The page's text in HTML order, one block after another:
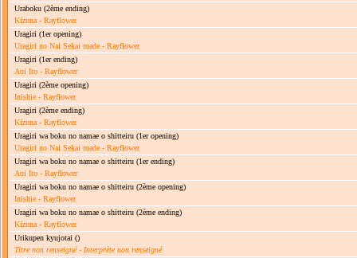
Uraboku (2ème ending)
Kizuna - Rayflower
Uragiri (1er opening)
Uragiri no Nai Sekai made - Rayflower
Uragiri (1er ending)
Aoi Ito - Rayflower
Uragiri (2ème opening)
Inishie - Rayflower
Uragiri (2ème ending)
Kizuna - Rayflower
Uragiri wa boku no namae o shitteiru (1er opening)
Uragiri no Nai Sekai made - Rayflower
Uragiri wa boku no namae o shitteiru (1er ending)
Aoi Ito - Rayflower
Uragiri wa boku no namae o shitteiru (2ème opening)
Inishie - Rayflower
Uragiri wa boku no namae o shitteiru (2ème ending)
Kizuna - Rayflower
Urikupen kyujotai ()
Titre non renseigné- Interprète non renseigné